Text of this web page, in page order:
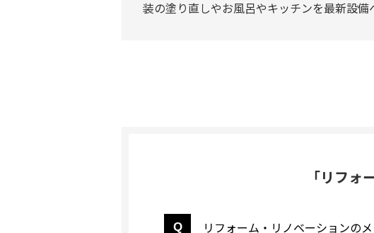
装の塗り直しやお風呂やキッチンを最新設備
｢リフォ
リフォーム・リノベーションの